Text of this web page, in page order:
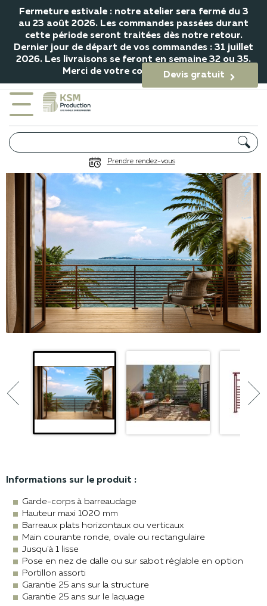
Fermeture estivale : notre atelier sera fermé du 3
au 23 août 2026. Les commandes passées durant
cette période seront traitées dès notre retour.
Dernier jour de départ de vos commandes : 31 juillet
2026. Les livraisons se feront en semaine 32 ou 35.
Merci de votre compréhension.

Prendre rendez-vous
Garde-corps Magellan
 
Informations sur le produit :
Garde-corps à barreaudage
Hauteur maxi 1020 mm
Barreaux plats horizontaux ou verticaux
Main courante ronde, ovale ou rectangulaire
Jusqu'à 1 lisse
Pose en nez de dalle ou sur sabot réglable en option
Portillon assorti
Garantie 25 ans sur la structure
Garantie 25 ans sur le laquage
Devis gratuit